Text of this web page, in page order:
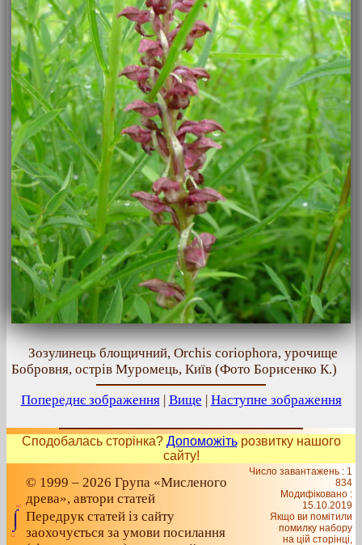
Зозулинець блощичний, Orchis coriophora, урочище
Бобровня, острів Муромець, Київ (Фото Борисенко К.)
Попереднє зображення| Вище | Наступне зображення
Сподобалась сторінка? Допоможітьрозвитку нашого
сайту!
© 1999 – 2026 Група «Мисленого
древа», автори статей
Передрук статей із сайту
заохочується за умови посилання
Число завантажень : 1
834
Модифіковано :
15.10.2019
Якщо ви помітили
помилку набору
на цiй сторiнцi,